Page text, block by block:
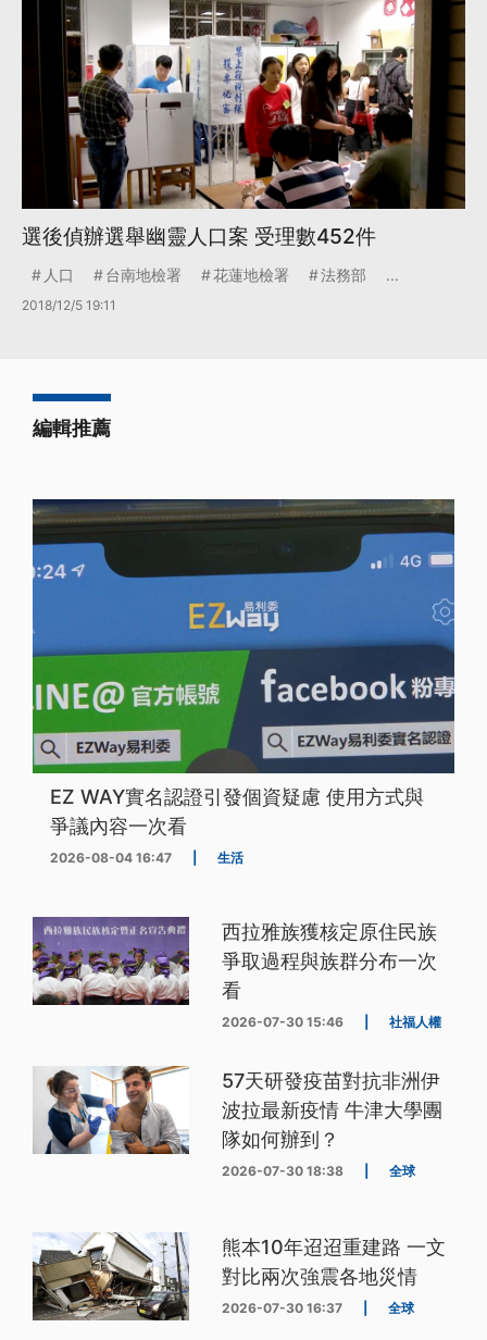
選後偵辦選舉幽靈人口案 受理數452件
人口 台南地檢署 花蓮地檢署 法務部 ...
2018/12/5 19:11
編輯推薦
EZ WAY實名認證引發個資疑慮 使用方式與
爭議內容一次看
2026-08-04 16:47 生活
西拉雅族獲核定原住民族
爭取過程與族群分布一次
看
2026-07-30 15:46 社福人權
57天研發疫苗對抗非洲伊
波拉最新疫情 牛津大學團
隊如何辦到？
2026-07-30 18:38 全球
熊本10年迢迢重建路 一文
對比兩次強震各地災情
2026-07-30 16:37 全球